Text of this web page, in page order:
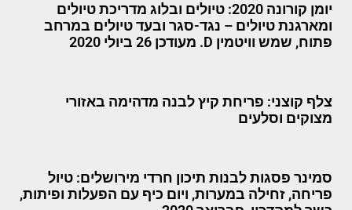
יומן קורונה 2020: טיולים ובלוג מדריכת טיולים
ומארגנת טיולים – נגד-סגר ובעד טיולים במרחב
פתוח, שמש וויטמין D. מעודכן 26 ביולי 2020
צלף קוצני: פריחת קיץ לבנה מדהימה באזורי
מצוקים וסלעים
סמינר פסגות לבנות תיכון חרדי מירושלים: טיול
פריחה, זחילה במערות, ויום כיף עם הפעלות ופיתות,